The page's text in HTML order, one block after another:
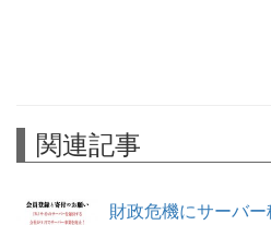
関連記事
財政危機にサーバ